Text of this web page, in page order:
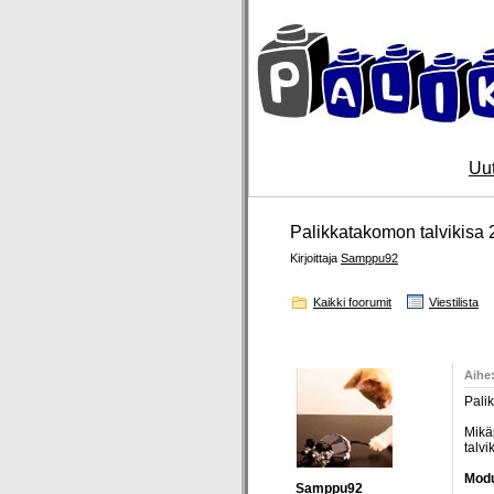
Palikkatakomon talvikisa
Kirjoittaja Samppu92
Kaikki foorumit Viestilista
Samppu92